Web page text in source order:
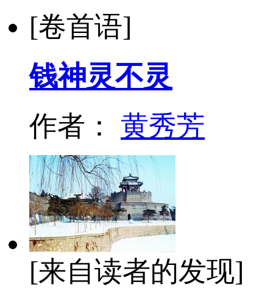
[卷首语]
钱神灵不灵
作者： 黄秀芳
[来自读者的发现]